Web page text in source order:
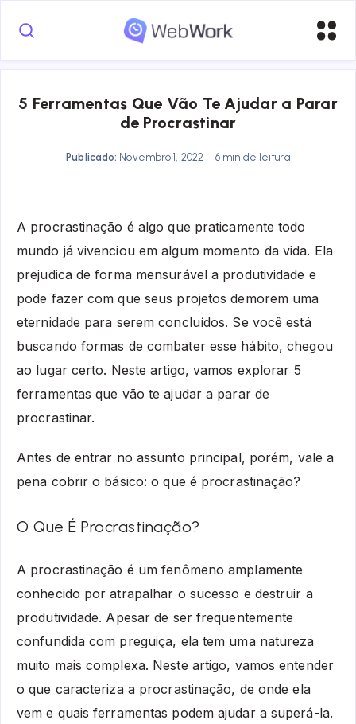
5 Ferramentas Que Vão Te Ajudar a Parar
de Procrastinar
Publicado: Novembro 1, 2022 6 min de leitura
A procrastinação é algo que praticamente todo
mundo já vivenciou em algum momento da vida. Ela
prejudica de forma mensurável a produtividade e
pode fazer com que seus projetos demorem uma
eternidade para serem concluídos. Se você está
buscando formas de combater esse hábito, chegou
ao lugar certo. Neste artigo, vamos explorar 5
ferramentas que vão te ajudar a parar de
procrastinar.
Antes de entrar no assunto principal, porém, vale a
pena cobrir o básico: o que é procrastinação?
O Que É Procrastinação?
A procrastinação é um fenômeno amplamente
conhecido por atrapalhar o sucesso e destruir a
produtividade. Apesar de ser frequentemente
confundida com preguiça, ela tem uma natureza
muito mais complexa. Neste artigo, vamos entender
o que caracteriza a procrastinação, de onde ela
vem e quais ferramentas podem ajudar a superá-la.